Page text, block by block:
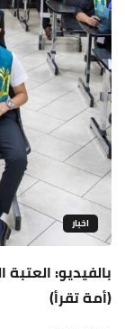
اخبار
بالفيديو:
(أمة تقرأ)